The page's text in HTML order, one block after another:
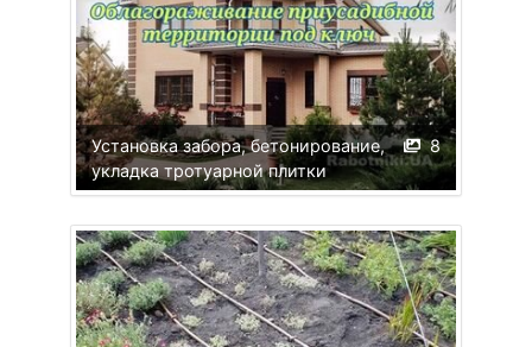
8
Установка забора, бетонирование,
укладка тротуарной плитки